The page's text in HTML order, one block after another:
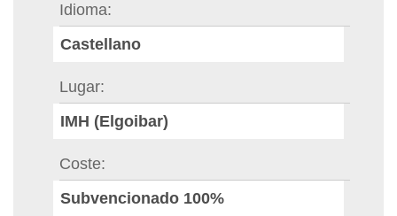
Idioma
Castellano
Lugar
IMH (Elgoibar)
Coste
Subvencionado 100%